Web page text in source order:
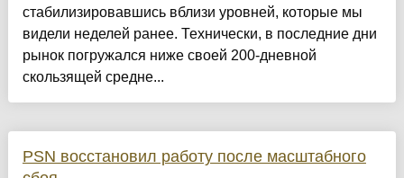
стабилизировавшись вблизи уровней, которые мы
видели неделей ранее. Технически, в последние дни
рынок погружался ниже своей 200-дневной
скользящей средне...
PSN восстановил работу после масштабного